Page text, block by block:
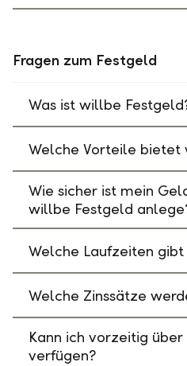
Fragen zum Festgeld
Was ist willbe
Welche Vorteile bietet
Wie sicher ist mein
willbe Festgeld
Welche Laufzeiten
Welche Zinssätze
Kann ich vorzeitig
verfügen?